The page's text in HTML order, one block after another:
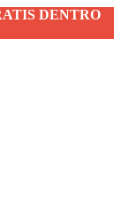
DENTRO